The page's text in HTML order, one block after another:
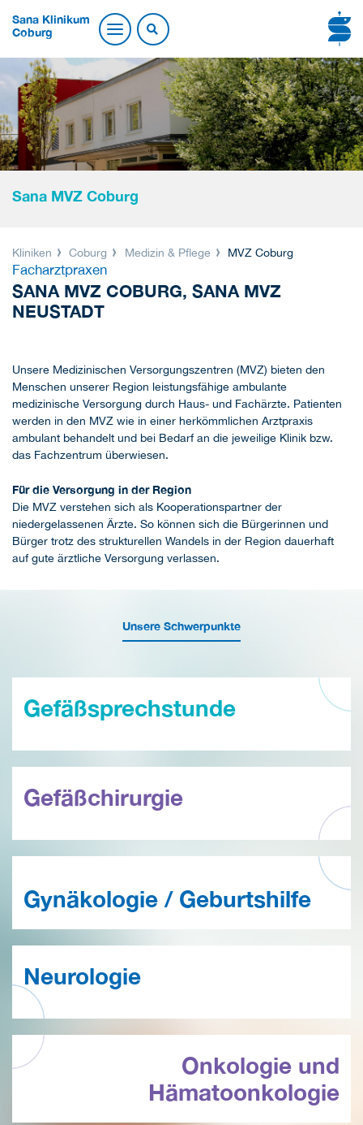
Sana Klinikum
Coburg
Sana MVZ Coburg
Kliniken Coburg Medizin & Pflege MVZ Coburg
Facharztpraxen
SANA MVZ COBURG, SANA MVZ
NEUSTADT
Unsere Medizinischen Versorgungszentren (MVZ) bieten den
Menschen unserer Region leistungsfähige ambulante
medizinische Versorgung durch Haus- und Fachärzte. Patienten
werden in den MVZ wie in einer herkömmlichen Arztpraxis
ambulant behandelt und bei Bedarf an die jeweilige Klinik bzw.
das Fachzentrum überwiesen.
Für die Versorgung in der Region
Die MVZ verstehen sich als Kooperationspartner der
niedergelassenen Ärzte. So können sich die Bürgerinnen und
Bürger trotz des strukturellen Wandels in der Region dauerhaft
auf gute ärztliche Versorgung verlassen.
Unsere Schwerpunkte
Gefäßsprechstunde
Gefäßchirurgie
Gynäkologie / Geburtshilfe
Neurologie
Onkologie und
Hämatoonkologie